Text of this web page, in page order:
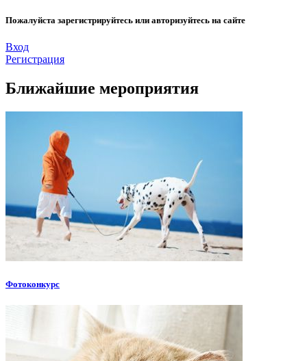
Пожалуйста зарегистрируйтесь или авторизуйтесь на сайте
Вход
Регистрация
Ближайшие мероприятия
Фотоконкурс